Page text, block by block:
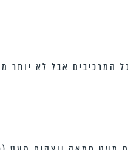
המרכיבים אבל לא